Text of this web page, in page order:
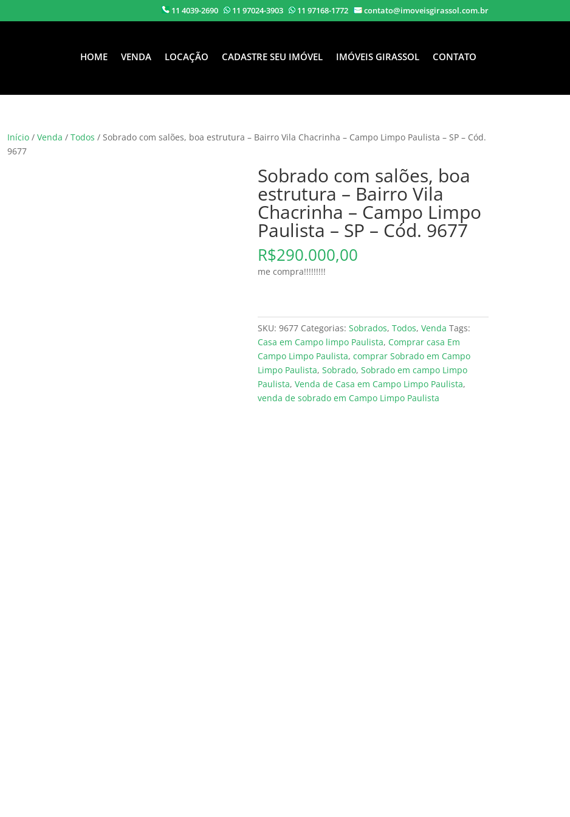
11 4039-2690 11 97024-3903 11 97168-1772 contato@imoveisgirassol.com.br
HOME VENDA LOCAÇÃO CADASTRE SEU IMÓVEL IMÓVEIS GIRASSOL CONTATO
Início/ Venda / Todos / Sobrado com salões, boa estrutura – Bairro Vila Chacrinha – Campo Limpo Paulista – SP – Cód.
9677
Sobrado com salões, boa
estrutura – Bairro Vila
Chacrinha – Campo Limpo
Paulista – SP – Cód. 9677
R$290.000,00
me compra!!!!!!!!!
SKU: 9677 Categorias: Sobrados, Todos, Venda Tags:
Casa em Campo limpo Paulista, Comprar casa Em
Campo Limpo Paulista, comprar Sobrado em Campo
Limpo Paulista, Sobrado, Sobrado em campo Limpo
Paulista, Venda de Casa em Campo Limpo Paulista,
venda de sobrado em Campo Limpo Paulista